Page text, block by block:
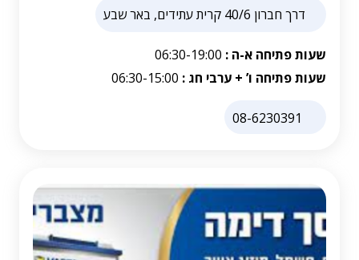
דרך חברון 40/6 קרית עתידים, באר שבע
שעות פתיחה א-ה : 06:30-19:00
שעות פתיחה ו’ + ערבי חג : 06:30-15:00
08-6230391